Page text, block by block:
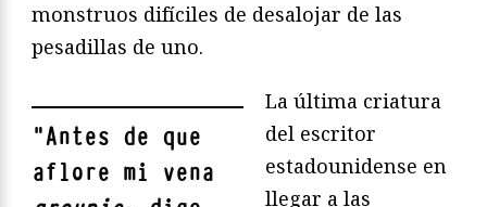
monstruos difíciles de desalojar de las
pesadillas de uno.
"Antes de que
aflore mi vena
La última criatura
del escritor
estadounidense en
llegar a las